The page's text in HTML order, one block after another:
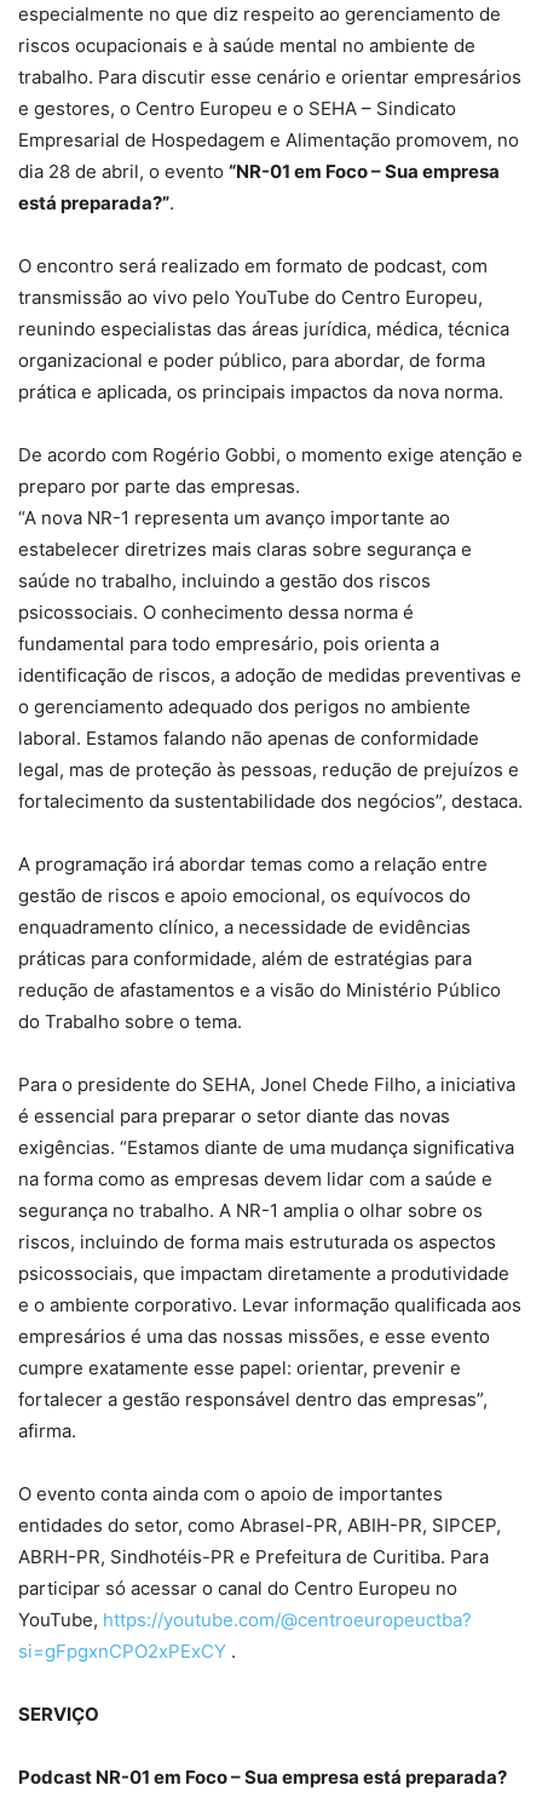
especialmente no que diz respeito ao gerenciamento de
riscos ocupacionais e à saúde mental no ambiente de
trabalho. Para discutir esse cenário e orientar empresários
e gestores, o Centro Europeu e o SEHA – Sindicato
Empresarial de Hospedagem e Alimentação promovem, no
dia 28 de abril, o evento “NR-01 em Foco – Sua empresa
está preparada?”.
O encontro será realizado em formato de podcast, com
transmissão ao vivo pelo YouTube do Centro Europeu,
reunindo especialistas das áreas jurídica, médica, técnica
organizacional e poder público, para abordar, de forma
prática e aplicada, os principais impactos da nova norma.
De acordo com Rogério Gobbi, o momento exige atenção e
preparo por parte das empresas.
“A nova NR-1 representa um avanço importante ao
estabelecer diretrizes mais claras sobre segurança e
saúde no trabalho, incluindo a gestão dos riscos
psicossociais. O conhecimento dessa norma é
fundamental para todo empresário, pois orienta a
identificação de riscos, a adoção de medidas preventivas e
o gerenciamento adequado dos perigos no ambiente
laboral. Estamos falando não apenas de conformidade
legal, mas de proteção às pessoas, redução de prejuízos e
fortalecimento da sustentabilidade dos negócios”, destaca.
A programação irá abordar temas como a relação entre
gestão de riscos e apoio emocional, os equívocos do
enquadramento clínico, a necessidade de evidências
práticas para conformidade, além de estratégias para
redução de afastamentos e a visão do Ministério Público
do Trabalho sobre o tema.
Para o presidente do SEHA, Jonel Chede Filho, a iniciativa
é essencial para preparar o setor diante das novas
exigências. “Estamos diante de uma mudança significativa
na forma como as empresas devem lidar com a saúde e
segurança no trabalho. A NR-1 amplia o olhar sobre os
riscos, incluindo de forma mais estruturada os aspectos
psicossociais, que impactam diretamente a produtividade
e o ambiente corporativo. Levar informação qualificada aos
empresários é uma das nossas missões, e esse evento
cumpre exatamente esse papel: orientar, prevenir e
fortalecer a gestão responsável dentro das empresas”,
afirma.
O evento conta ainda com o apoio de importantes
entidades do setor, como Abrasel-PR, ABIH-PR, SIPCEP,
ABRH-PR, Sindhotéis-PR e Prefeitura de Curitiba. Para
participar só acessar o canal do Centro Europeu no
YouTube, https://youtube.com/@centroeuropeuctba?
si=gFpgxnCPO2xPExCY .
SERVIÇO
Podcast NR-01 em Foco – Sua empresa está preparada?